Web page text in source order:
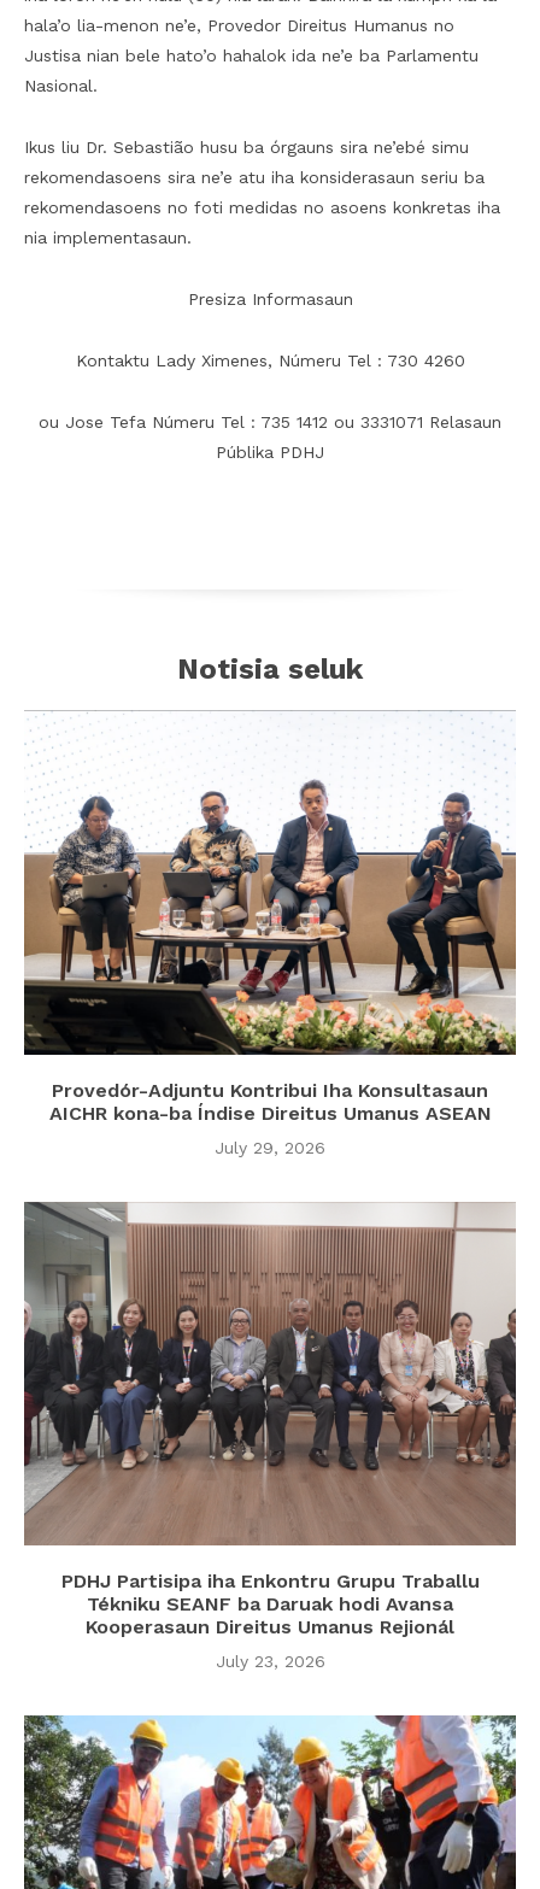
hala’o lia-menon ne’e, Provedor Direitus Humanus no
Justisa nian bele hato’o hahalok ida ne’e ba Parlamentu
Nasional.
Ikus liu Dr. Sebastião husu ba órgauns sira ne’ebé simu
rekomendasoens sira ne’e atu iha konsiderasaun seriu ba
rekomendasoens no foti medidas no asoens konkretas iha
nia implementasaun.
Presiza Informasaun
Kontaktu Lady Ximenes, Númeru Tel : 730 4260
ou Jose Tefa Númeru Tel : 735 1412 ou 3331071 Relasaun
Públika PDHJ
Notisia seluk
Provedór-Adjuntu Kontribui Iha Konsultasaun
AICHR kona-ba Índise Direitus Umanus ASEAN
July 29, 2026
PDHJ Partisipa iha Enkontru Grupu Traballu
Tékniku SEANF ba Daruak hodi Avansa
Kooperasaun Direitus Umanus Rejionál
July 23, 2026